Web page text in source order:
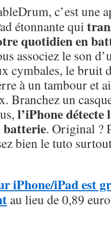
c’est une
étonnante qui
quotidien en
associez le son
cymbales, le bruit
à un tambour et
Branchez un
l’iPhone détecte
batterie. Original ?
bien le tuto
iPhone/iPad est
au lieu de 0,89